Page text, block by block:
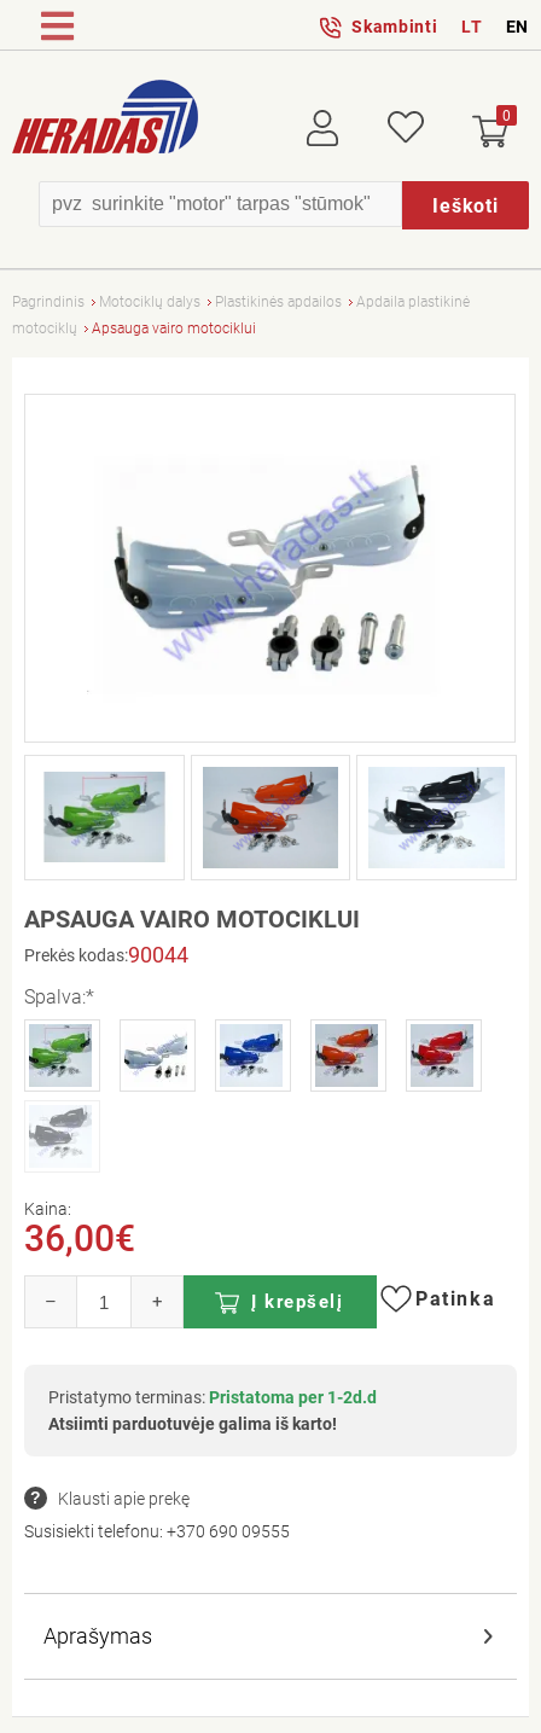
Skambinti LT EN
Ieškoti
Prisijungti Patikusios 0
Pagrindinis Motociklų dalys Plastikinės apdailos
Apdaila plastikinė
motociklų
Apsauga vairo motociklui
APSAUGA VAIRO MOTOCIKLUI
Prekės kodas:90044
Spalva:*
Kaina:
36,00€
– + Į krepšelį Patinka
Pristatymo terminas: Pristatoma per 1-2d.d
Atsiimti parduotuvėje galima iš karto!
Klausti apie prekę
Susisiekti telefonu: +370 690 09555
Aprašymas